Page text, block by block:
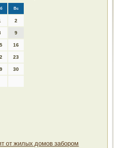
Вс
2
9
16
23
30
от жилых домов забором